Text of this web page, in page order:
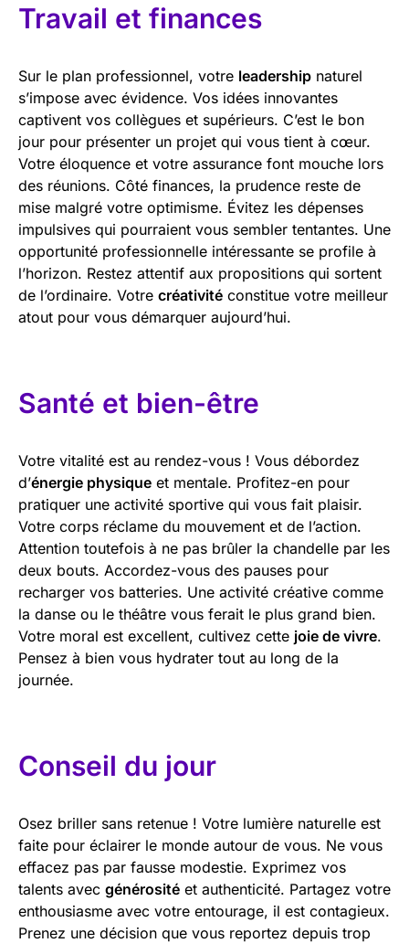
Travail et finances
Sur le plan professionnel, votre leadership naturel
s’impose avec évidence. Vos idées innovantes
captivent vos collègues et supérieurs. C’est le bon
jour pour présenter un projet qui vous tient à cœur.
Votre éloquence et votre assurance font mouche lors
des réunions. Côté finances, la prudence reste de
mise malgré votre optimisme. Évitez les dépenses
impulsives qui pourraient vous sembler tentantes. Une
opportunité professionnelle intéressante se profile à
l’horizon. Restez attentif aux propositions qui sortent
de l’ordinaire. Votre créativité constitue votre meilleur
atout pour vous démarquer aujourd’hui.
Santé et bien-être
Votre vitalité est au rendez-vous ! Vous débordez
d’énergie physique et mentale. Profitez-en pour
pratiquer une activité sportive qui vous fait plaisir.
Votre corps réclame du mouvement et de l’action.
Attention toutefois à ne pas brûler la chandelle par les
deux bouts. Accordez-vous des pauses pour
recharger vos batteries. Une activité créative comme
la danse ou le théâtre vous ferait le plus grand bien.
Votre moral est excellent, cultivez cette joie de vivre.
Pensez à bien vous hydrater tout au long de la
journée.
Conseil du jour
Osez briller sans retenue ! Votre lumière naturelle est
faite pour éclairer le monde autour de vous. Ne vous
effacez pas par fausse modestie. Exprimez vos
talents avec générosité et authenticité. Partagez votre
enthousiasme avec votre entourage, il est contagieux.
Prenez une décision que vous reportez depuis trop